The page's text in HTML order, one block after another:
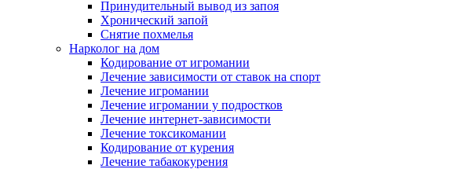
Принудительный вывод из запоя
Хронический запой
Снятие похмелья
Нарколог на дом
Кодирование от игромании
Лечение зависимости от ставок на спорт
Лечение игромании
Лечение игромании у подростков
Лечение интернет-зависимости
Лечение токсикомании
Кодирование от курения
Лечение табакокурения